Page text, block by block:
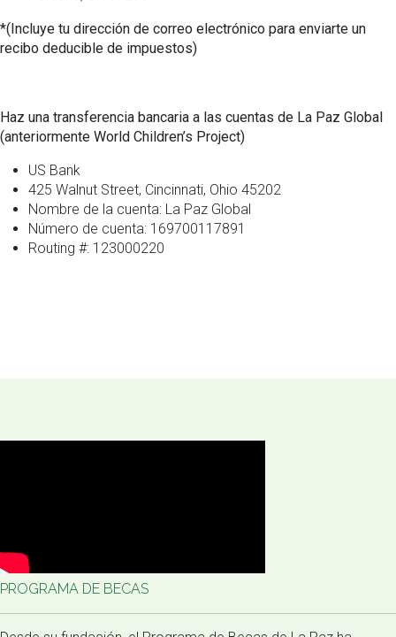
*(Incluye tu dirección de correo electrónico para enviarte un
recibo deducible de impuestos)
Haz una transferencia bancaria a las cuentas de La Paz Global
(anteriormente World Children’s Project)
US Bank
425 Walnut Street, Cincinnati, Ohio 45202
Nombre de la cuenta: La Paz Global
Número de cuenta: 169700117891
Routing #: 123000220
PROGRAMA DE BECAS